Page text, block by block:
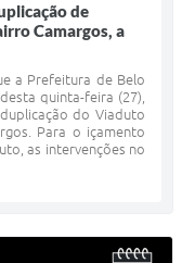
de
Camargos, a
a Prefeitura de Belo
quinta-feira (27),
do Viaduto
Para o içamento
as intervenções no